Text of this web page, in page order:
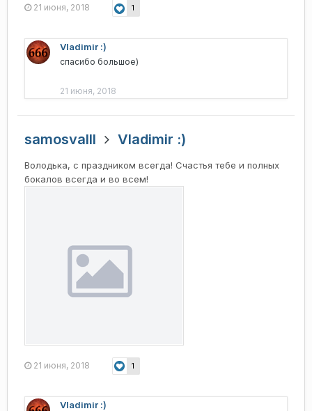
21 июня, 2018 1
Vladimir :)
спасибо большое)
21 июня, 2018
samosvalll Vladimir :)
Володька, с праздником всегда! Счастья тебе и полных
бокалов всегда и во всем!
21 июня, 2018 1
Vladimir :)